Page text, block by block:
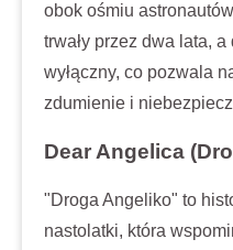
obok ośmiu
trwały przez dwa lata, a
wyłączny, co pozwala
zdumienie i
Dear Angelica
"Droga Angeliko" to
nastolatki, która